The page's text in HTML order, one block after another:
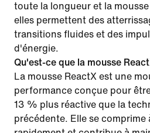
toute la longueur et la
elles permettent des
transitions fluides et des
d'énergie.
Qu'est-ce que la mousse
La mousse ReactX est une
performance conçue pour
13 % plus réactive que la
précédente. Elle se